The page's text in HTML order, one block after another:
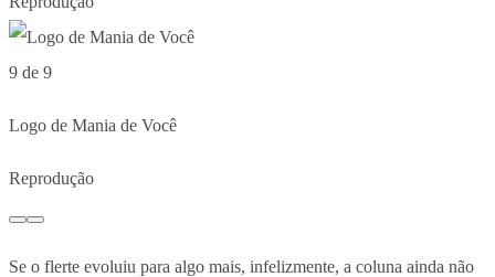
9 de 9
Logo de Mania de Você
Reprodução
Se o flerte evoluiu para algo mais, infelizmente, a coluna ainda não